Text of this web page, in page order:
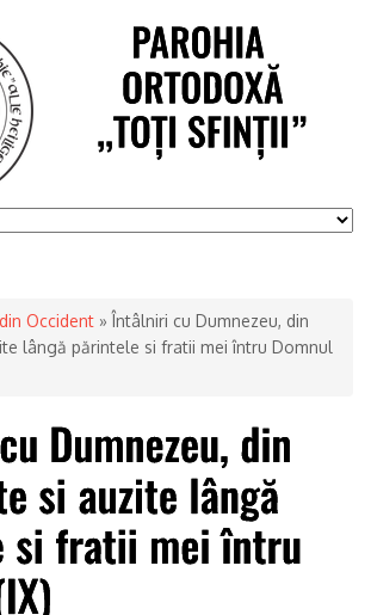
Occident » Întâlniri cu Dumnezeu, din
lângă părintele si fratii mei întru Domnul